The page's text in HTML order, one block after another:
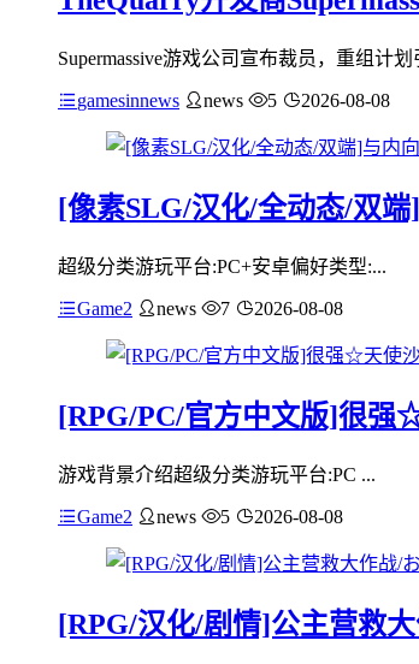
Supermassive游戏公司宣布裁员，重组计
gamesinnews news 5 2026-08-08
[像素SLG/汉化/全动态/双
超级分类游玩平台:PC+安卓偏好类型:...
Game2 news 7 2026-08-08
[RPG/PC/官方中文版]很强
游戏背景介绍超级分类游玩平台:PC ...
Game2 news 5 2026-08-08
[RPG/汉化/剧情]公主营救